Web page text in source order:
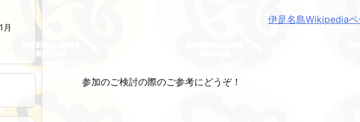
伊是名島Wikipediaペ
参加のご検討の際のご参考にどうぞ！
月